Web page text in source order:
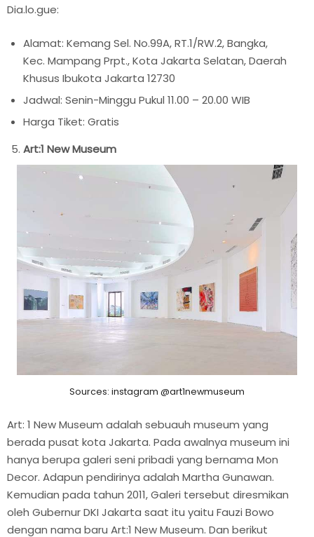
Dia.lo.gue:
Alamat: Kemang Sel. No.99A, RT.1/RW.2, Bangka,
Kec. Mampang Prpt., Kota Jakarta Selatan, Daerah
Khusus Ibukota Jakarta 12730
Jadwal: Senin-Minggu Pukul 11.00 – 20.00 WIB
Harga Tiket: Gratis
Art:1 New Museum
Sources: instagram @art1newmuseum
Art: 1 New Museum adalah sebuauh museum yang
berada pusat kota Jakarta. Pada awalnya museum ini
hanya berupa galeri seni pribadi yang bernama Mon
Decor. Adapun pendirinya adalah Martha Gunawan.
Kemudian pada tahun 2011, Galeri tersebut diresmikan
oleh Gubernur DKI Jakarta saat itu yaitu Fauzi Bowo
dengan nama baru Art:1 New Museum. Dan berikut